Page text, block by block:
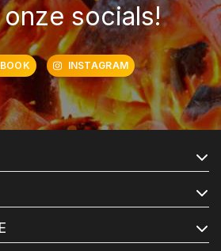
socials!
INSTAGRAM